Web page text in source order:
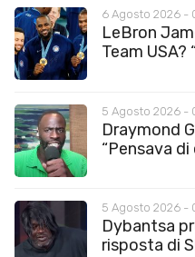
6 Agosto 2026 -
LeBron
Team USA?
5 Agosto 2026 -
Draymond
“Pensava di
5 Agosto 2026 -
Dybantsa
risposta di